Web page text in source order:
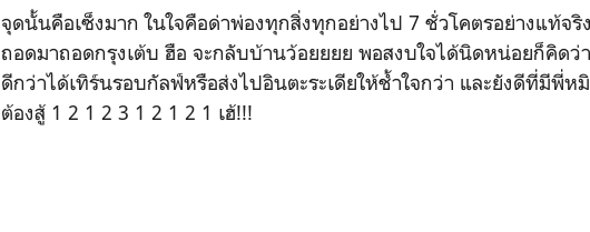
จุดนั้นคือเซ็งมาก ในใจคือด่าพ่องทุกสิ่งทุกอย่างไป 7 ชั่วโคตรอย่างแท้จริ
ถอดมาถอดกรุงเต้บ ฮือ จะกลับบ้านว้อยยยย พอสงบใจได้นิดหน่อยก็คิดว่
ดีกว่าได้เทิร์นรอบกัลฟ์หรือส่งไปอินตะระเดียให้ช้ำใจกว่า และยังดีที่มีพี่ห
ต้องสู้ 1 2 1 2 3 1 2 1 2 1 เฮ้!!!